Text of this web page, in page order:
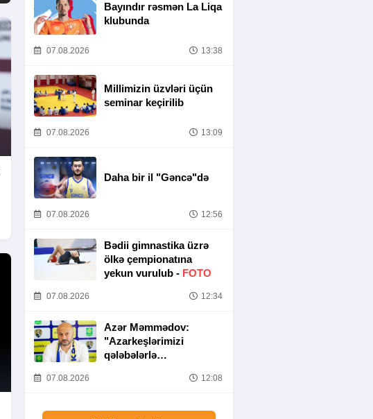
Bayındır rəsmən La Liqa
klubunda
07.08.2026 13:38
Millimizin üzvləri üçün
seminar keçirilib
07.08.2026 13:09
Daha bir il "Gəncə"də
07.08.2026 12:56
Bədii gimnastika üzrə
ölkə çempionatına
yekun vurulub - FOTO
07.08.2026 12:34
Azər Məmmədov:
"Azarkeşlərimizi
qələbələrlə
07.08.2026 12:08